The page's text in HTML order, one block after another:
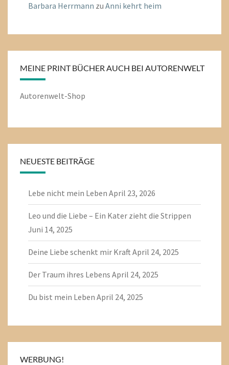
Barbara Herrmann zu Anni kehrt heim
MEINE PRINT BÜCHER AUCH BEI AUTORENWELT
Autorenwelt-Shop
NEUESTE BEITRÄGE
Lebe nicht mein Leben April 23, 2026
Leo und die Liebe – Ein Kater zieht die Strippen
Juni 14, 2025
Deine Liebe schenkt mir KraftApril 24, 2025
Der Traum ihres Lebens April 24, 2025
Du bist mein Leben April 24, 2025
WERBUNG!